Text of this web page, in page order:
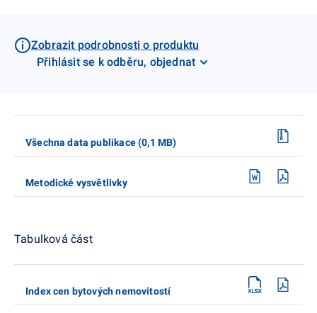
Zobrazit podrobnosti o produktu
Přihlásit se k odběru, objednat
Všechna data publikace (0,1 MB)
Metodické vysvětlivky
Tabulková část
Index cen bytových nemovitostí